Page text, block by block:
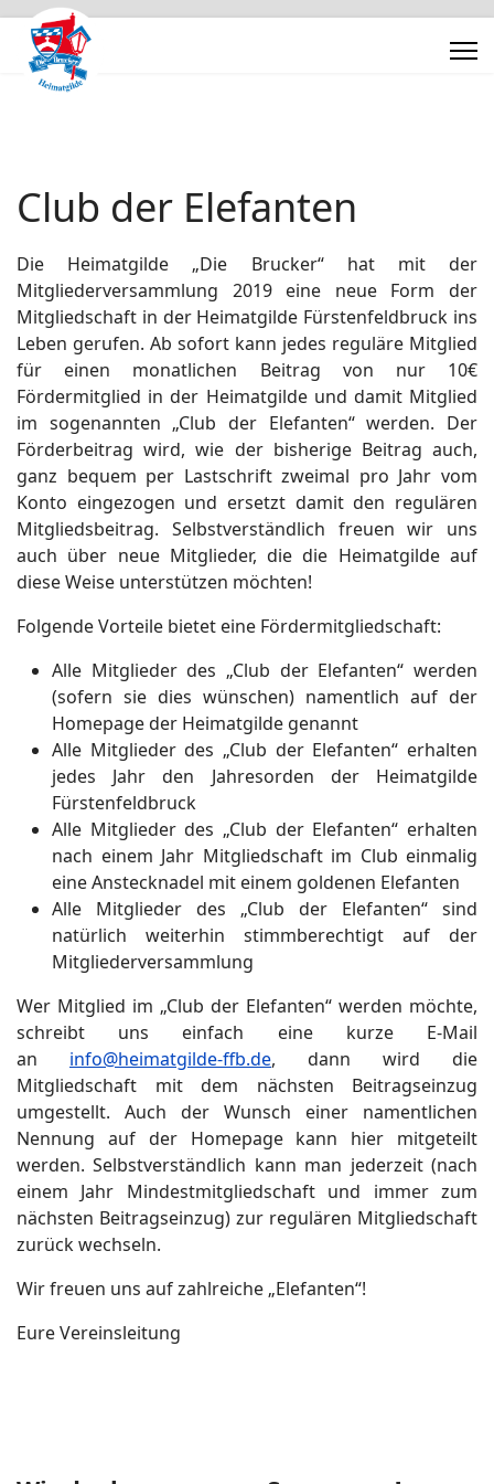
Club der Elefanten
Die Heimatgilde „Die Brucker“ hat mit der
Mitgliederversammlung 2019 eine neue Form der
Mitgliedschaft in der Heimatgilde Fürstenfeldbruck ins
Leben gerufen. Ab sofort kann jedes reguläre Mitglied
für einen monatlichen Beitrag von nur 10€
Fördermitglied in der Heimatgilde und damit Mitglied
im sogenannten „Club der Elefanten“ werden. Der
Förderbeitrag wird, wie der bisherige Beitrag auch,
ganz bequem per Lastschrift zweimal pro Jahr vom
Konto eingezogen und ersetzt damit den regulären
Mitgliedsbeitrag. Selbstverständlich freuen wir uns
auch über neue Mitglieder, die die Heimatgilde auf
diese Weise unterstützen möchten!
Folgende Vorteile bietet eine Fördermitgliedschaft:
Alle Mitglieder des „Club der Elefanten“ werden
(sofern sie dies wünschen) namentlich auf der
Homepage der Heimatgilde genannt
Alle Mitglieder des „Club der Elefanten“ erhalten
jedes Jahr den Jahresorden der Heimatgilde
Fürstenfeldbruck
Alle Mitglieder des „Club der Elefanten“ erhalten
nach einem Jahr Mitgliedschaft im Club einmalig
eine Anstecknadel mit einem goldenen Elefanten
Alle Mitglieder des „Club der Elefanten“ sind
natürlich weiterhin stimmberechtigt auf der
Mitgliederversammlung
Wer Mitglied im „Club der Elefanten“ werden möchte,
schreibt uns einfach eine kurze E-Mail
an info@heimatgilde-ffb.de, dann wird die
Mitgliedschaft mit dem nächsten Beitragseinzug
umgestellt. Auch der Wunsch einer namentlichen
Nennung auf der Homepage kann hier mitgeteilt
werden.Selbstverständlich kann man jederzeit (nach
einem Jahr Mindestmitgliedschaft und immer zum
nächsten Beitragseinzug) zur regulären Mitgliedschaft
zurück wechseln.
Wir freuen uns auf zahlreiche „Elefanten“!
Eure Vereinsleitung